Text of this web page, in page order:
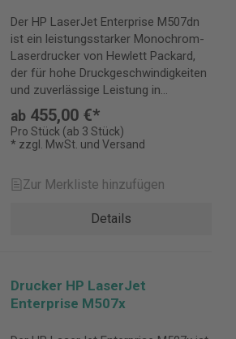
Der HP LaserJet Enterprise M507dn
ist ein leistungsstarker Monochrom-
Laserdrucker von Hewlett Packard,
der für hohe Druckgeschwindigkeiten
und zuverlässige Leistung in
geschäftlichen Umgebungen
konzipiert wurde.
ab 455,00 €*
Pro Stück (ab 3 Stück)
* zzgl. MwSt. und Versand
Zur Merkliste hinzufügen
Details
Drucker HP LaserJet
Enterprise M507x